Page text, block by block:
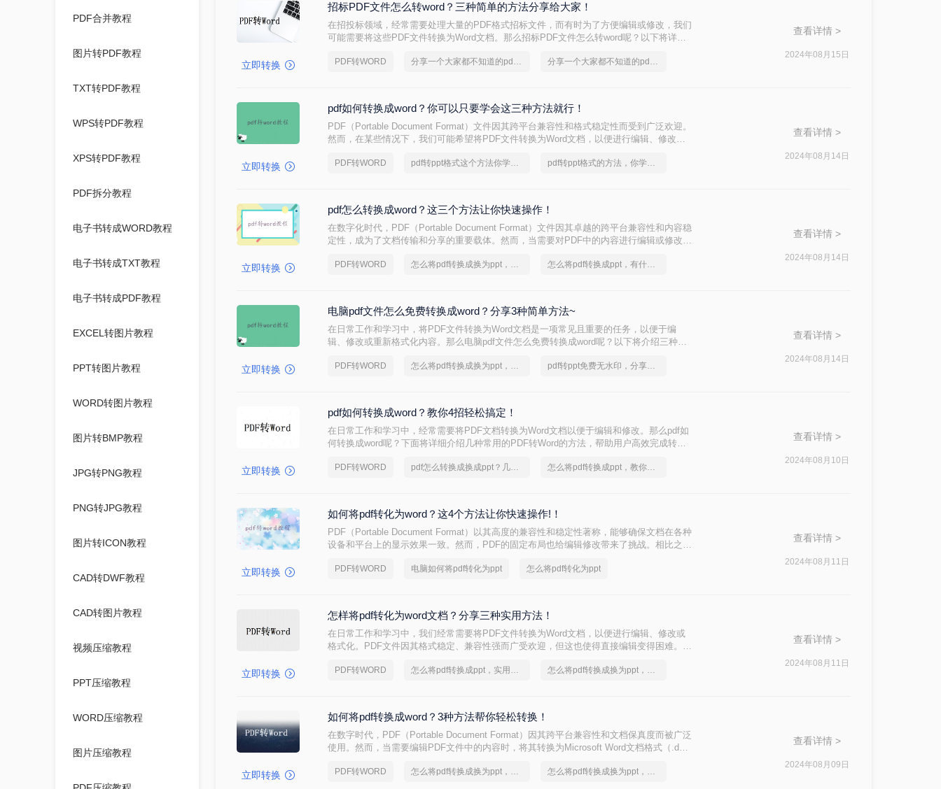
PDF合并教程
图片转PDF教程
TXT转PDF教程
WPS转PDF教程
XPS转PDF教程
PDF拆分教程
电子书转成WORD教程
电子书转成TXT教程
电子书转成PDF教程
EXCEL转图片教程
PPT转图片教程
WORD转图片教程
图片转BMP教程
JPG转PNG教程
PNG转JPG教程
图片转ICON教程
CAD转DWF教程
CAD转图片教程
视频压缩教程
PPT压缩教程
WORD压缩教程
图片压缩教程
立即转换
招标PDF文件怎么转word？三种简单的方法分享给大家！
在招投标领域，经常需要处理大量的PDF格式招标文件，而有时为了方便编辑或修改，我们
可能需要将这些PDF文件转换为Word文档。那么招标PDF文件怎么转word呢？以下将详细
PDF转WORD 分享一个大家都不知道的pdf文件转ppt文档方法 分享一个大家都不知道的pdf转ppt格式方法
查看详情 >
2024年08月15日
立即转换
pdf如何转换成word？你可以只要学会这三种方法就行！
PDF（Portable Document Format）文件因其跨平台兼容性和格式稳定性而受到广泛欢迎。
然而，在某些情况下，我们可能希望将PDF文件转换为Word文档，以便进行编辑、修改或
法。
PDF转WORD pdf转ppt格式这个方法你学会了吗？ pdf转ppt格式的方法，你学会了吗
查看详情 >
2024年08月14日
立即转换
pdf怎么转换成word？这三个方法让你快速操作！
在数字化时代，PDF（Portable Document Format）文件因其卓越的跨平台兼容性和内容稳
定性，成为了文档传输和分享的重要载体。然而，当需要对PDF中的内容进行编辑或修改
成Word文档成为了一个理想的选择，因为它允许我们以更灵活的方式处理文本和数据。那
PDF转WORD 怎么将pdf转换成换为ppt，正确的操作方法 怎么将pdf转换成ppt，有什么快速的方法
查看详情 >
2024年08月14日
立即转换
电脑pdf文件怎么免费转换成word？分享3种简单方法~
在日常工作和学习中，将PDF文件转换为Word文档是一项常见且重要的任务，以便于编
辑、修改或重新格式化内容。那么电脑pdf文件怎么免费转换成word呢？以下将介绍三种实
PDF转WORD 怎么将pdf转换成换为ppt，分享一种简单的方法 pdf转ppt免费无水印，分享一种简单的方法
查看详情 >
2024年08月14日
立即转换
pdf如何转换成word？教你4招轻松搞定！
在日常工作和学习中，经常需要将PDF文档转换为Word文档以便于编辑和修改。那么pdf如
何转换成word呢？下面将详细介绍几种常用的PDF转Word的方法，帮助用户高效完成转换
PDF转WORD pdf怎么转换成换成ppt？几招轻松搞定 怎么将pdf转换成ppt，教你一招搞定
查看详情 >
2024年08月10日
立即转换
如何将pdf转化为word？这4个方法让你快速操作!！
PDF（Portable Document Format）以其高度的兼容性和稳定性著称，能够确保文档在各种
设备和平台上的显示效果一致。然而，PDF的固定布局也给编辑修改带来了挑战。相比之
调整。因此，将PDF转化为Word文档成为了许多用户的常见需求。那么如何将pdf转化为
PDF转WORD 电脑如何将pdf转化为ppt 怎么将pdf转化为ppt
查看详情 >
2024年08月11日
立即转换
怎样将pdf转化为word文档？分享三种实用方法！
在日常工作和学习中，我们经常需要将PDF文件转换为Word文档，以便进行编辑、修改或
格式化。PDF文件因其格式稳定、兼容性强而广受欢迎，但这也使得直接编辑变得困难。幸
是三种常用的转换方法，供您参考。
PDF转WORD 怎么将pdf转换成ppt，实用方法不要错过 怎么将pdf转换成换为ppt，实用的方法来了
查看详情 >
2024年08月11日
立即转换
如何将pdf转换成word？3种方法帮你轻松转换！
在数字时代，PDF（Portable Document Format）因其跨平台兼容性和文档保真度而被广泛
使用。然而，当需要编辑PDF文件中的内容时，将其转换为Microsoft Word文档格式（.doc
Word文档的有效方法，帮助你在不同场景下选择最合适的转换工具。
PDF转WORD 怎么将pdf转换成换为ppt，分享一种简单的方法 怎么将pdf转换成换为ppt，转换成转换成大师帮你解决
查看详情 >
2024年08月09日